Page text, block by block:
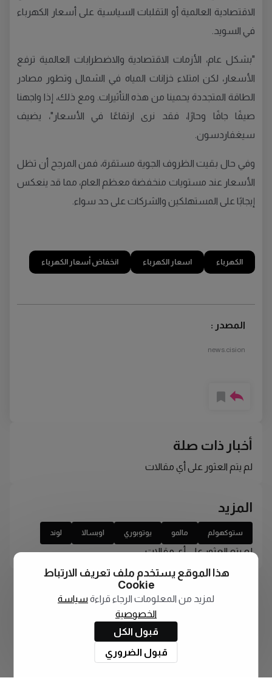
الاقتصادية العالمية أو التقلبات السياسية على أسعار الكهرباء
في السويد.
"بشكل عام، الأزمات الاقتصادية والاضطرابات العالمية ترفع
الأسعار، لكن امتلاء خزانات المياه في الشمال وتطور مصادر
الطاقة المتجددة يحمينا من هذه التأثيرات. ومع ذلك، إذا واجهنا
صيفًا جافًا وحارًا، فقد نرى ارتفاعًا في الأسعار"، يضيف
سيغفاردسون.
وفي حال بقيت الظروف الجوية مستقرة، فمن المرجح أن تظل
الأسعار عند مستويات منخفضة معظم العام، مما قد ينعكس
إيجابًا على المستهلكين والشركات على حد سواء.
الكهرباء اسعار الكهرباء انخفاض أسعار الكهرباء
المصدر :
news.cision
أخبار ذات صلة
لم يتم العثور على أي مقالات
المزيد
ستوكهولم مالمو يوتوبوري اوبسالا لوند
لم يتم العثور على أي مقالات
هذا الموقع يستخدم ملف تعريف الارتباط
Cookie
لمزيد من المعلومات الرجاء قراءة سياسة
الخصوصية
قبول الكل
قبول الضروري